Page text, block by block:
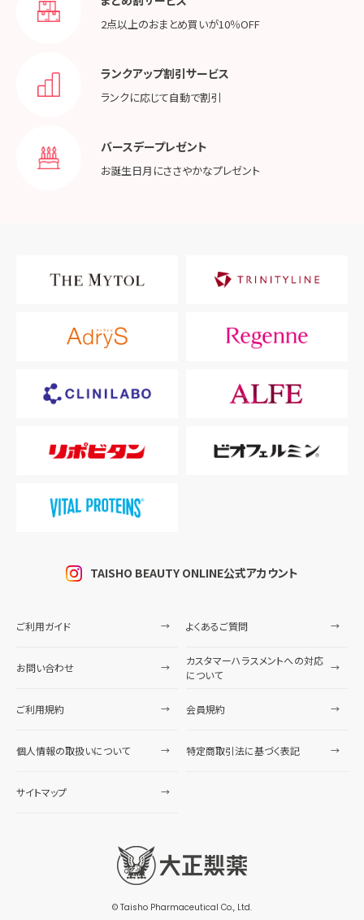
2点以上のおまとめ買いが10％OFF
ランクアップ割引サービス
ランクに応じて自動で割引
バースデープレゼント
お誕生日月にささやかなプレゼント
TAISHO BEAUTY ONLINE公式アカウント
ご利用ガイド よくあるご質問
お問い合わせ
カスタマーハラスメントへの対応
について
ご利用規約 会員規約
個人情報の取扱いについて 特定商取引法に基づく表記
サイトマップ
© Taisho Pharmaceutical Co., Ltd.